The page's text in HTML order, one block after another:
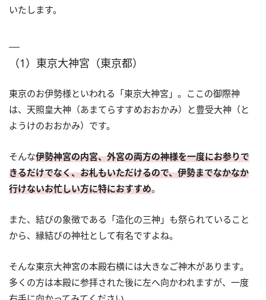
いたします。
（1）東京大神宮（東京都）
東京のお伊勢様といわれる「東京大神宮」。ここの御際神
は、天照皇大神（あまてらすすめおおかみ）と豊受大神（と
ようけのおおかみ）です。
そんな伊勢神宮の内宮、外宮の両方の神様を一度にお参りで
きるだけでなく、お札もいただけるので、伊勢までなかなか
行けないお忙しい方に特におすすめ。
また、結びの象徴である「造化の三神」も祭られていること
から、縁結びの神社として有名ですよね。
そんな東京大神宮の本殿右横には大きなご神木があります。
多くの方は本殿に参拝された後に左へ向かわれますが、一度